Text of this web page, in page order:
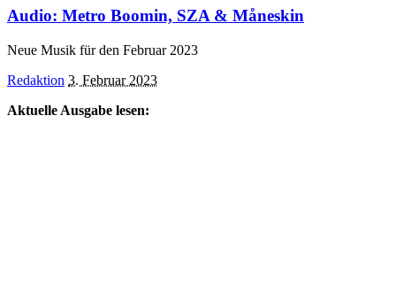
Audio: Metro Boomin, SZA & Måneskin
Neue Musik für den Februar 2023
Posted
Redaktion 3. Februar 2023
Aktuelle Ausgabe lesen: